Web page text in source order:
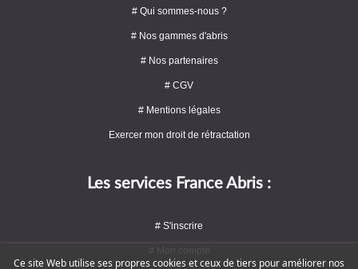
# Qui sommes-nous ?
# Nos gammes d'abris
# Nos partenaires
# CGV
# Mentions légales
Exercer mon droit de rétractation
Les services France Abris :
# S'inscrire
Ce site Web utilise ses propres cookies et ceux de tiers pour améliorer nos